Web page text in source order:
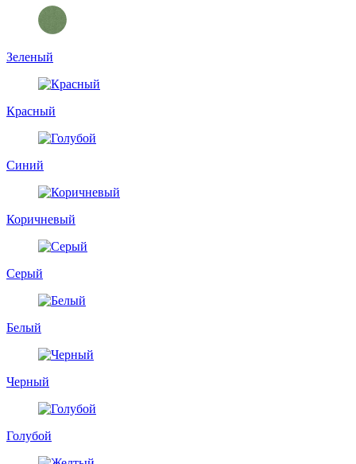
Зеленый
Красный
Синий
Коричневый
Серый
Белый
Черный
Голубой